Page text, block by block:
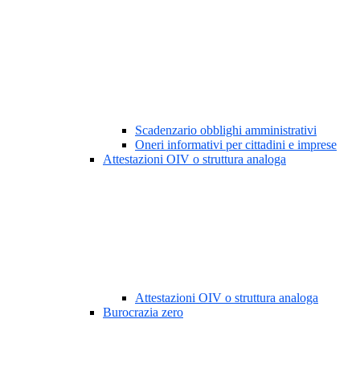
Scadenzario obblighi amministrativi
Oneri informativi per cittadini e imprese
Attestazioni OIV o struttura analoga
Attestazioni OIV o struttura analoga
Burocrazia zero